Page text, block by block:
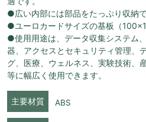
●広い内部には部品をたっぷり収納で
●ユーロカードサイズの基板（
●使用用途は、データ収集システム
器、アクセスとセキュリティ管理、
グ、医療、ウェルネス、実験技術、
等に幅広く使用できます。
主要材質 ABS